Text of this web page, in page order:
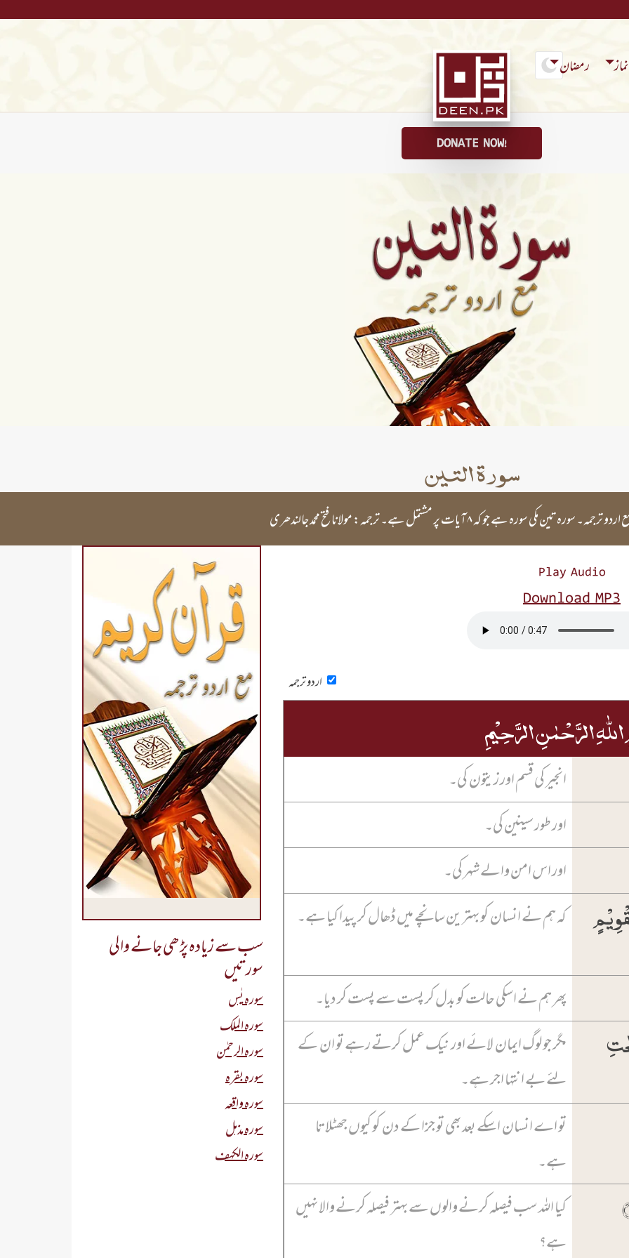
نماز رمضان
DONATE NOW!
سورۃ التین
سورہ تین مکی سورہ ہے جو کہ ۸ آیات پر مشتمل ہے۔ ترجمہ: مولانا فتح محمد جالندھری
Play Audio
Download MP3
اردو ترجمہ
الرَّحۡمٰنِ الرَّحِیۡمِ
انجیر کی قسم اور زیتون کی۔
اور طور سینین کی۔
اور اس امن والے شہر کی۔
کہ ہم نے انسان کو بہترین سانچے میں ڈھال کر پیدا کیا ہے۔
پھر ہم نے اسکی حالت کو بدل کر پست سے پست کر دیا۔
مگر جو لوگ ایمان لائے اور نیک عمل کرتے رہے تو ان کے
لئے بے انتہا اجر ہے۔
تو اے انسان اسکے بعد بھی تو جزا کے دن کو کیوں جھٹلاتا
ہے۔
کیا اللہ سب فیصلہ کرنے والوں سے بہتر فیصلہ کرنے والا نہیں
ہے؟
سب سے زیادہ پڑھی جانے والی
سورتیں
سورہ یٰس
سورہ الملک
سورہ الرحمٰن
سورہ بقرہ
سورہ واقعہ
سورہ مذمل
سورہ الکہف